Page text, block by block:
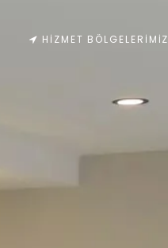
HIZMET BÖLGELERIMIZ